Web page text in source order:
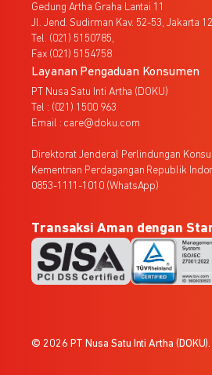
Gedung Artha Graha Lantai 11
Jl. Jend. Sudirman Kav. 52-53, Jakarta
Tel. (021) 5150785,
Fax (021) 5154758
Layanan Pengaduan Konsumen
PT Nusa Satu Inti Artha (DOKU)
Tel : (021) 1500 963
Email : care@doku.com
Direktorat Jenderal Perlindungan
Kementrian Perdagangan Republik
0853-1111-1010 (WhatsApp)
Transaksi Aman dengan
© 2026 PT Nusa Satu Inti Artha